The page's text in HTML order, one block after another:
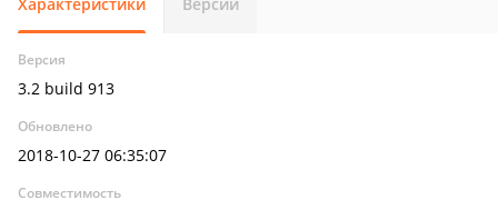
Версия
3.2 build 913
Обновлено
2018-10-27 06:35:07
Совместимость